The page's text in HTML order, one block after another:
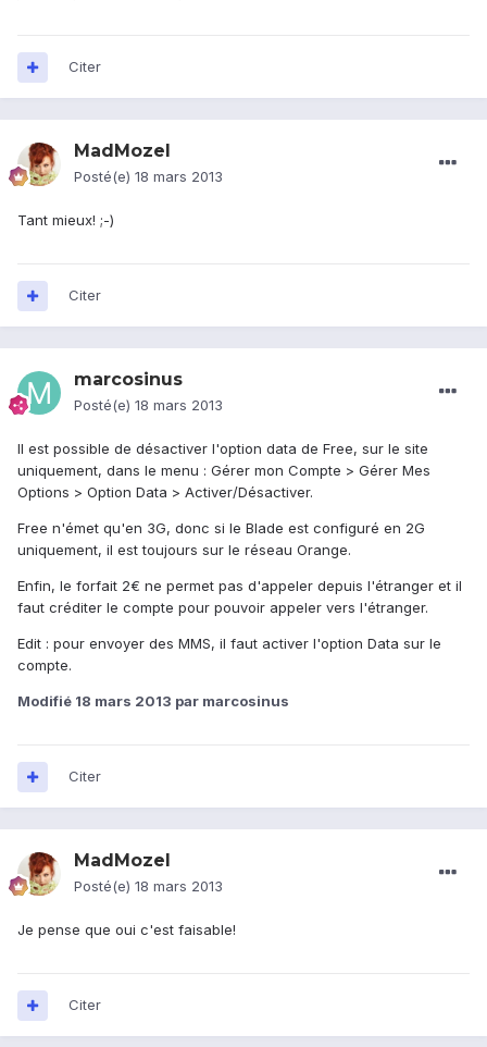
Citer
MadMozel
Posté(e) 18 mars 2013
Tant mieux! ;-)
Citer
marcosinus
Posté(e) 18 mars 2013
Il est possible de désactiver l'option data de Free, sur le site
uniquement, dans le menu : Gérer mon Compte > Gérer Mes
Options > Option Data > Activer/Désactiver.
Free n'émet qu'en 3G, donc si le Blade est configuré en 2G
uniquement, il est toujours sur le réseau Orange.
Enfin, le forfait 2€ ne permet pas d'appeler depuis l'étranger et il
faut créditer le compte pour pouvoir appeler vers l'étranger.
Edit : pour envoyer des MMS, il faut activer l'option Data sur le
compte.
Modifié 18 mars 2013 par marcosinus
Citer
MadMozel
Posté(e) 18 mars 2013
Je pense que oui c'est faisable!
Citer